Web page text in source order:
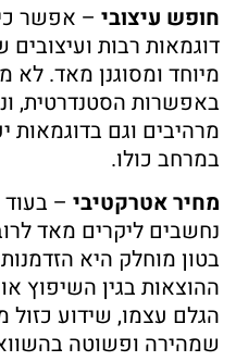
חופש עיצובי – אפשר
דוגמאות רבות ועיצובים
מיוחד ומסוגנן מאד. לא
באפשרות הסטנדרטית,
מרהיבים וגם
במרחב כולו.
מחיר אטרקטיבי –
נחשבים ליקרים מאד
בטון מוחלק היא
ההוצאות בגין השיפוץ
הגלם עצמו, שידוע
שמהירה ופשוטה